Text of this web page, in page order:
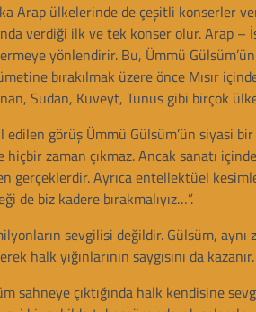
Arap ülkelerinde de çeşitli konserler
verdiği ilk ve tek konser olur. Arap –
yönlendirir. Bu, Ümmü
bırakılmak üzere önce Mısır
Sudan, Kuveyt, Tunus gibi birçok
edilen görüş Ümmü Gülsüm’ün siyasi
zaman çıkmaz. Ancak sanatı
gerçeklerdir. Ayrıca entellektüel
de biz kadere bırakmalıyız…”.
sevgilisi değildir. Gülsüm,
halk yığınlarının saygısını da
sahneye çıktığında halk kendisine